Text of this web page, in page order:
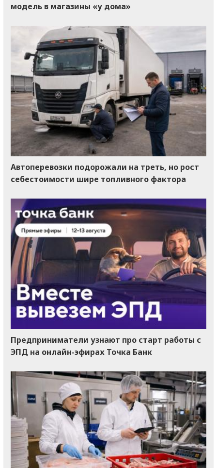
модель в магазины «у дома»
Автоперевозки подорожали на треть, но рост
себестоимости шире топливного фактора
Предприниматели узнают про старт работы с
ЭПД на онлайн-эфирах Точка Банк